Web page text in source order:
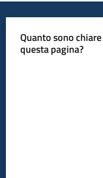
Quanto sono
questa pagina?